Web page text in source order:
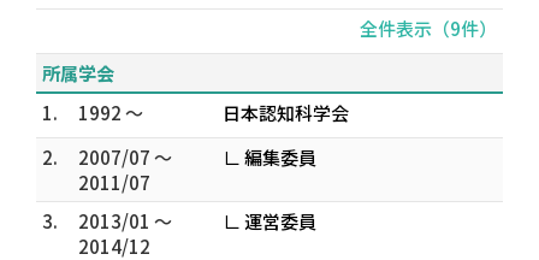
全件表示（9件）
所属学会
1.
1992 ～
日本認知科学会
2.
2007/07 ～
2011/07
∟ 編集委員
3.
2013/01 ～
2014/12
∟ 運営委員